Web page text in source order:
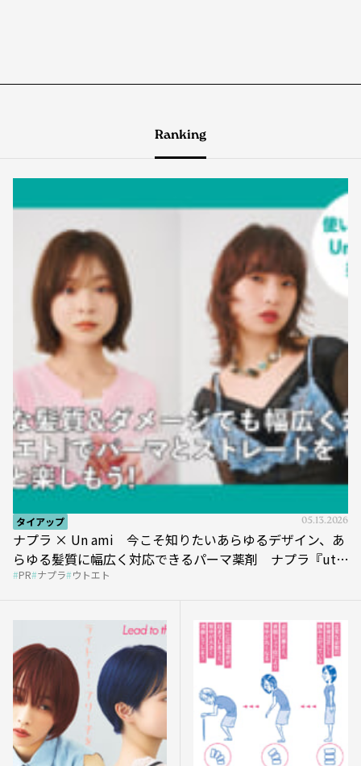
Ranking
タイアップ 05.13.2026
ナプラ × Un ami 今こそ知りたいあらゆるデザイン、あ
らゆる髪質に幅広く対応できるパーマ薬剤 ナプラ『ut-
et』
PR ナプラ ウトエト